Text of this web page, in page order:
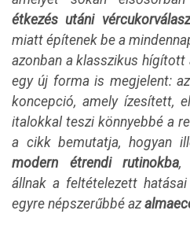
étkezés utáni
miatt építenek be a
azonban a klasszikus
egy új forma is megjelent:
koncepció, amely ízesített,
italokkal teszi könnyebbé a
a cikk bemutatja, hogyan
modern étrendi rutinokba,
állnak a feltételezett
egyre népszerűbbé az